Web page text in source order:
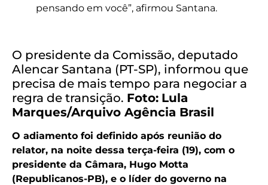
pensando em você”, afirmou Santana.
O presidente da Comissão, deputado
Alencar Santana (PT-SP), informou que
precisa de mais tempo para negociar a
regra de transição. Foto: Lula
Marques/Arquivo Agência Brasil
O adiamento foi definido após reunião do
relator, na noite dessa terça-feira (19), com o
presidente da Câmara, Hugo Motta
(Republicanos-PB), e o líder do governo na